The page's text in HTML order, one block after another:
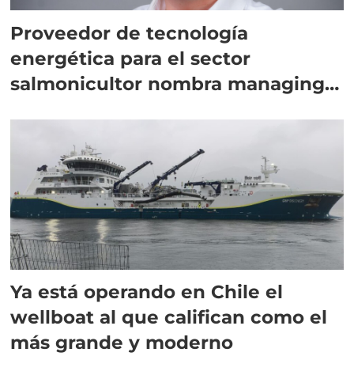
Proveedor de tecnología
energética para el sector
salmonicultor nombra managing
Ya está operando en Chile el
wellboat al que califican como el
más grande y moderno